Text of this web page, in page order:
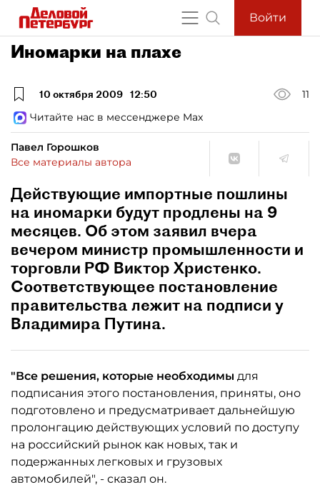
Войти
Иномарки на плахе
10 октября 2009 12:50
11
Читайте нас в мессенджере Max
Павел Горошков
Все материалы автора
Действующие импортные пошлины
на иномарки будут продлены на 9
месяцев. Об этом заявил вчера
вечером министр промышленности и
торговли РФ Виктор Христенко.
Соответствующее постановление
правительства лежит на подписи у
Владимира Путина.
"Все решения, которые необходимы для
подписания этого постановления, приняты, оно
подготовлено и предусматривает дальнейшую
пролонгацию действующих условий по доступу
на российский рынок как новых, так и
подержанных легковых и грузовых
автомобилей", - сказал он.